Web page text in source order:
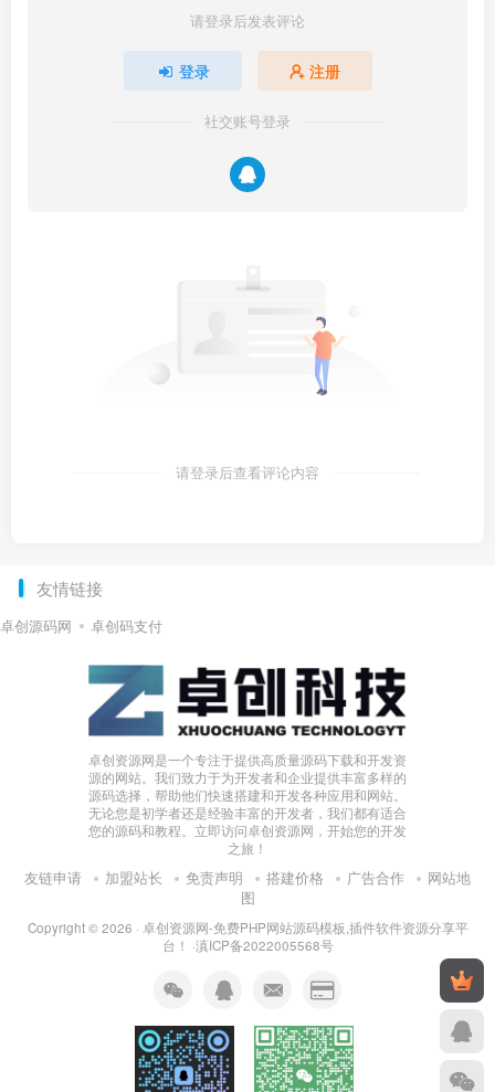
请登录后发表评论
登录 注册
社交账号登录
请登录后查看评论内容
友情链接
卓创源码网 卓创码支付
卓创资源网是一个专注于提供高质量源码下载和开发资
源的网站。我们致力于为开发者和企业提供丰富多样的
源码选择，帮助他们快速搭建和开发各种应用和网站。
无论您是初学者还是经验丰富的开发者，我们都有适合
您的源码和教程。立即访问卓创资源网，开始您的开发
之旅！
友链申请 加盟站长 免责声明 搭建价格 广告合作
网站地
图
Copyright © 2026 · 卓创资源网-免费PHP网站源码模板,插件软件资源分享平
台！ ·滇ICP备2022005568号